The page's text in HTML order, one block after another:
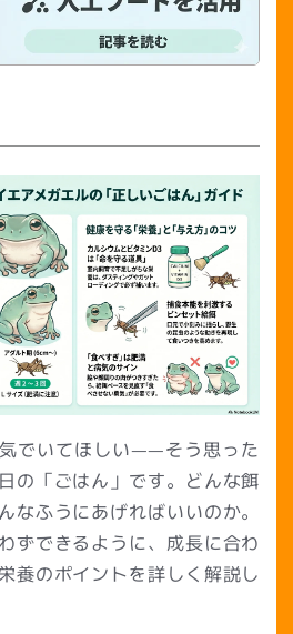
でいてほしい——そう思った
の「ごはん」です。どんな餌
なふうにあげればいいのか。
ずできるように、成長に合わ
養のポイントを詳しく解説し